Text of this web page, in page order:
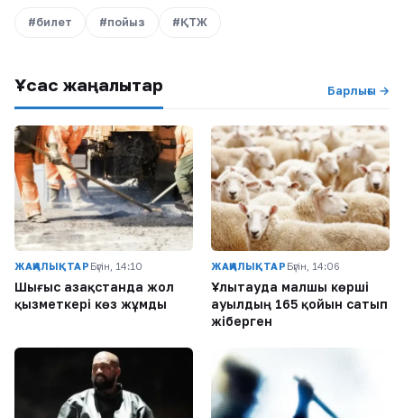
#билет #пойыз #ҚТЖ
Ұқсас жаңалықтар Барлығы →
ЖАҢАЛЫҚТАР Бүгін, 14:10
Шығыс Қазақстанда жол
қызметкері көз жұмды
ЖАҢАЛЫҚТАР Бүгін, 14:06
Ұлытауда малшы көрші
ауылдың 165 қойын сатып
жіберген